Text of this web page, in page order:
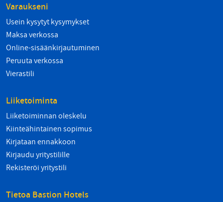
Varaukseni
Usein kysytyt kysymykset
Maksa verkossa
Online-sisäänkirjautuminen
Peruuta verkossa
Vierastili
Liiketoiminta
Liiketoiminnan oleskelu
Kiinteähintainen sopimus
Kirjataan ennakkoon
Kirjaudu yritystilille
Rekisteröi yritystili
Tietoa Bastion Hotels